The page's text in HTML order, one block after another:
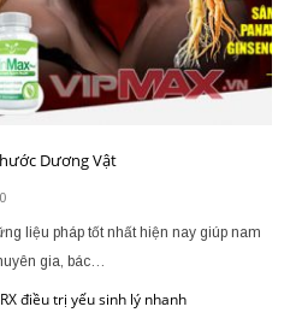
Dương Vật
0
liệu pháp tốt nhất hiện nay giúp nam
gia, bác…
điều trị yếu sinh lý nhanh